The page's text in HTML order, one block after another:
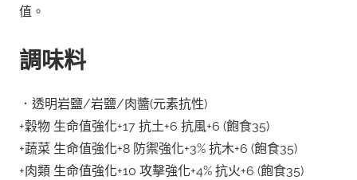
值。
調味料
．透明岩鹽/岩鹽/肉醬(元素抗性)
+穀物 生命值強化+17 抗土+6 抗風+6 (飽食35)
+蔬菜 生命值強化+8 防禦強化+3% 抗木+6 (飽食35)
+肉類 生命值強化+10 攻擊強化+4% 抗火+6 (飽食35)